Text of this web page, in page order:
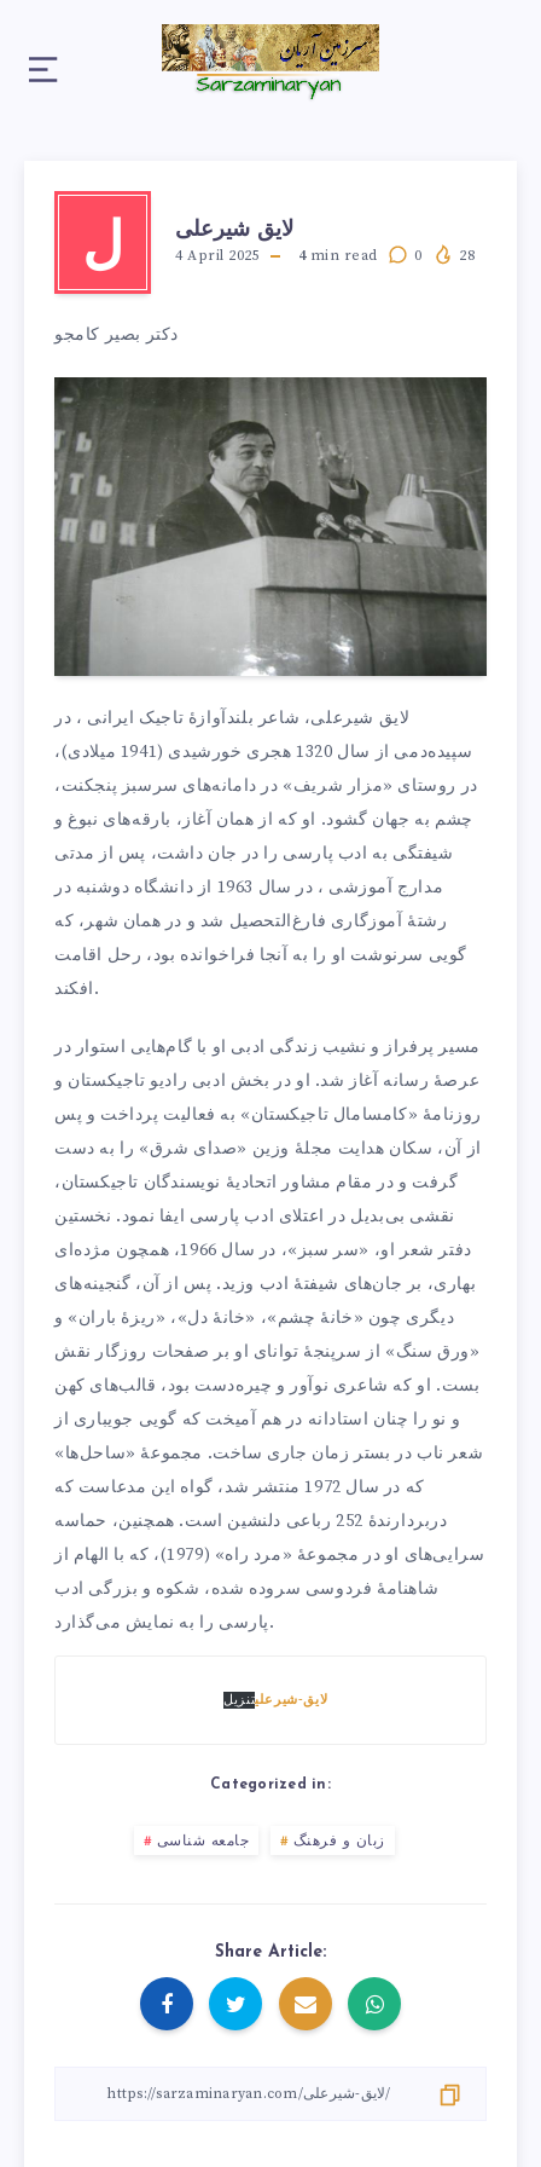
ل لایق شیرعلی
4 April 2025 4min read 0 28
دکتر بصیر کامجو
لایق شیرعلی، شاعر بلندآوازهٔ تاجیک ایرانی ، در
سپیده‌دمی از سال 1320 هجری خورشیدی (1941 میلادی)،
در روستای «مزار شریف» در دامانه‌های سرسبز پنجکنت،
چشم به جهان گشود. او که از همان آغاز، بارقه‌های نبوغ و
شیفتگی به ادب پارسی را در جان داشت، پس از مدتی
مدارج آموزشی ، در سال 1963 از دانشگاه دوشنبه در
رشتهٔ آموزگاری فارغ‌التحصیل شد و در همان شهر، که
گویی سرنوشت او را به آنجا فراخوانده بود، رحل اقامت
افکند.
مسیر پرفراز و نشیب زندگی ادبی او با گام‌هایی استوار در
عرصهٔ رسانه آغاز شد. او در بخش ادبی رادیو تاجیکستان و
روزنامهٔ «کامسامال تاجیکستان» به فعالیت پرداخت و پس
از آن، سکان هدایت مجلهٔ وزین «صدای شرق» را به دست
گرفت و در مقام مشاور اتحادیهٔ نویسندگان تاجیکستان،
نقشی بی‌بدیل در اعتلای ادب پارسی ایفا نمود. نخستین
دفتر شعر او، «سر سبز»، در سال 1966، همچون مژده‌ای
بهاری، بر جان‌های شیفتهٔ ادب وزید. پس از آن، گنجینه‌های
دیگری چون «خانهٔ چشم»، «خانهٔ دل»، «ریزهٔ باران» و
«ورق سنگ» از سرپنجهٔ توانای او بر صفحات روزگار نقش
بست. او که شاعری نوآور و چیره‌دست بود، قالب‌های کهن
و نو را چنان استادانه در هم آمیخت که گویی جویباری از
شعر ناب در بستر زمان جاری ساخت. مجموعهٔ «ساحل‌ها»
که در سال 1972 منتشر شد، گواه این مدعاست که
دربردارندهٔ 252 رباعی دلنشین است. همچنین، حماسه
‌سرایی‌های او در مجموعهٔ «مرد راه» (1979)، که با الهام از
شاهنامهٔ فردوسی سروده شده، شکوه و بزرگی ادب
پارسی را به نمایش می‌گذارد.
لایق-شیرعلیتنزیل
Categorized in:
جامعه شناسی زبان و فرهنگ
Share Article: